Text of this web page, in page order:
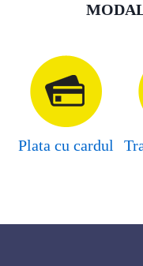
Plata cu cardul